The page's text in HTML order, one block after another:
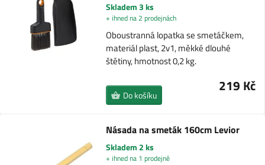
Skladem 3 ks
+ ihned na 2 prodejnách
Oboustranná lopatka se smetáčkem,
materiál plast, 2v1, měkké dlouhé
štětiny, hmotnost 0,2 kg.
219 Kč
Do košíku
Násada na smeták 160cm Levior
Skladem 2 ks
+ ihned na 1 prodejně